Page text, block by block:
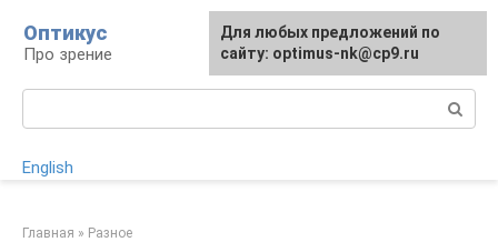
контенту
Оптикус
Про зрение
English
Главная » Разное
Для любых предложений по
сайту: optimus-nk@cp9.ru